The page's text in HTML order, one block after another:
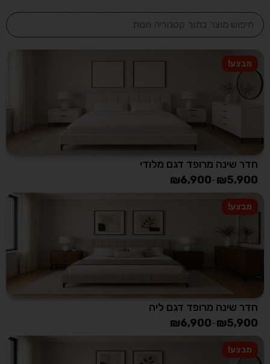
מבצע!
חדר שינה מרופד דגם מלודי
₪5,900
–
₪6,900
מבצע!
חדר שינה מרופד דגם ליה
₪5,900
–
₪6,900
מבצע!